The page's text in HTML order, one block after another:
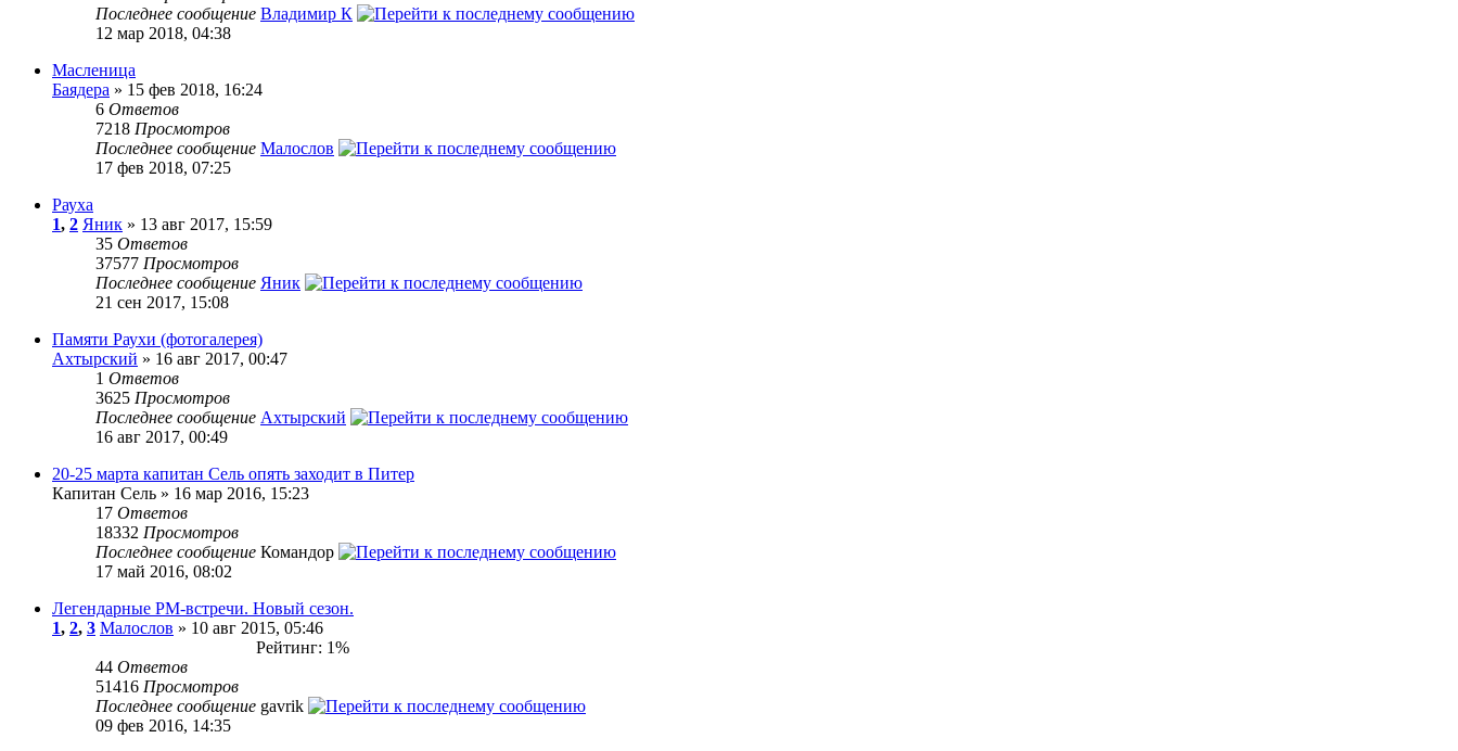
Последнее сообщение Владимир К
12 мар 2018, 04:38
Масленица
Баядера » 15 фев 2018, 16:24
6 Ответов
7218 Просмотров
Последнее сообщение Малослов
17 фев 2018, 07:25
Рауха
1, 2 Яник » 13 авг 2017, 15:59
35 Ответов
37577 Просмотров
Последнее сообщение Яник
21 сен 2017, 15:08
Памяти Раухи (фотогалерея)
Ахтырский » 16 авг 2017, 00:47
1 Ответов
3625 Просмотров
Последнее сообщение Ахтырский
16 авг 2017, 00:49
20-25 марта капитан Сель опять заходит в Питер
Капитан Сель » 16 мар 2016, 15:23
17 Ответов
18332 Просмотров
Последнее сообщение Командор
17 май 2016, 08:02
Легендарные РМ-встречи. Новый сезон.
1, 2, 3 Малослов » 10 авг 2015, 05:46
Рейтинг: 1%
44 Ответов
51416 Просмотров
Последнее сообщение gavrik
09 фев 2016, 14:35